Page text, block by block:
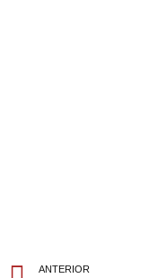
ANTERIOR